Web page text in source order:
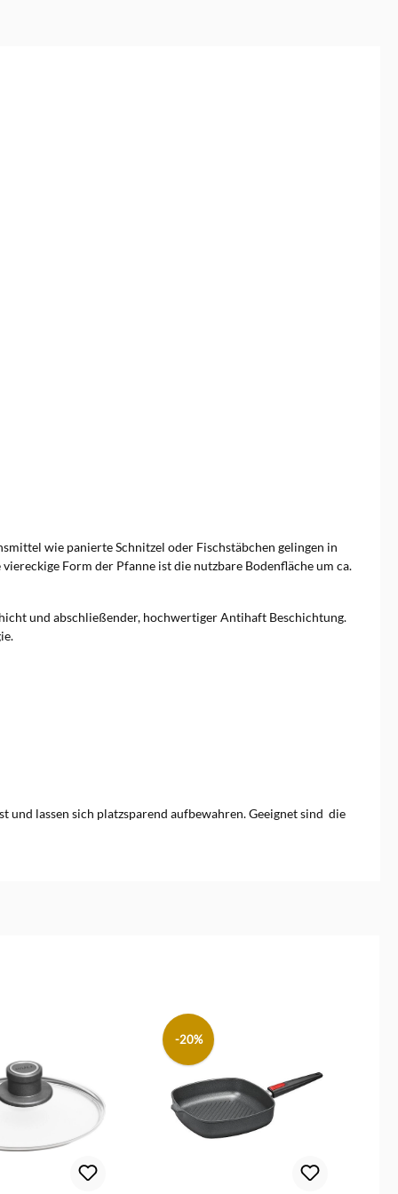
wie panierte Schnitzel oder Fischstäbchen gelingen in
Form der Pfanne ist die nutzbare Bodenfläche um ca.
und abschließender, hochwertiger Antihaft Beschichtung.
lassen sich platzsparend aufbewahren. Geeignet sind die
-20%